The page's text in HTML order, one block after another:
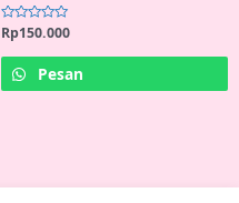
Rated
out
Rp150.000
Pesan